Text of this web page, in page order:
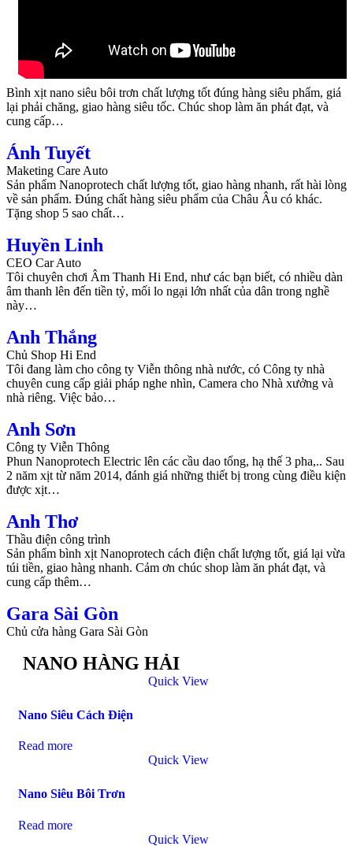
Bình xịt nano siêu bôi trơn chất lượng tốt đúng hàng siêu phẩm, giá
lại phải chăng, giao hàng siêu tốc. Chúc shop làm ăn phát đạt, và
cung cấp…
Ánh Tuyết
Maketing Care Auto
Sản phẩm Nanoprotech chất lượng tốt, giao hàng nhanh, rất hài lòng
về sản phẩm. Đúng chất hàng siêu phẩm của Châu Âu có khác.
Tặng shop 5 sao chất…
Huyền Linh
CEO Car Auto
Tôi chuyên chơi Âm Thanh Hi End, như các bạn biết, có nhiều dàn
âm thanh lên đến tiền tỷ, mối lo ngại lớn nhất của dân trong nghề
này…
Anh Thắng
Chủ Shop Hi End
Tôi đang làm cho công ty Viễn thông nhà nước, có Công ty nhà
chuyên cung cấp giải pháp nghe nhìn, Camera cho Nhà xưởng và
nhà riêng. Việc bảo…
Anh Sơn
Công ty Viễn Thông
Phun Nanoprotech Electric lên các cầu dao tổng, hạ thế 3 pha,.. Sau
2 năm xịt từ năm 2014, đánh giá những thiết bị trong cùng điều kiện
được xịt…
Anh Thơ
Thầu điện công trình
Sản phẩm bình xịt Nanoprotech cách điện chất lượng tốt, giá lại vừa
túi tiền, giao hàng nhanh. Cảm ơn chúc shop làm ăn phát đạt, và
cung cấp thêm…
Gara Sài Gòn
Chủ cửa hàng Gara Sài Gòn
NANO HÀNG HẢI
Quick View
Nano Siêu Cách Điện
Read more
Quick View
Nano Siêu Bôi Trơn
Read more
Quick View